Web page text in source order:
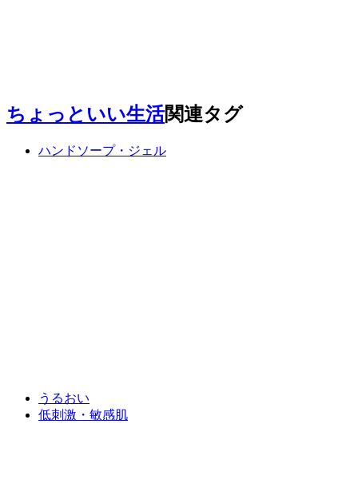
ちょっといい生活関連タグ
ハンドソープ・ジェル
うるおい
低刺激・敏感肌